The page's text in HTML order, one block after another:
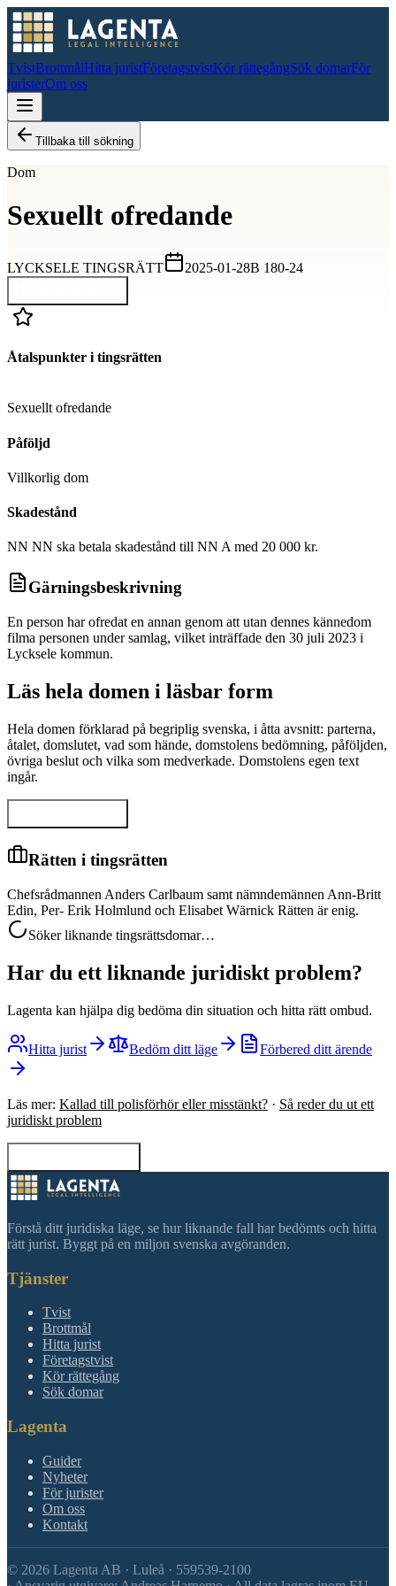
TvistBrottmålHitta juristFöretagstvistKör rättegångSök domarFör
juristerOm oss
Tillbaka till sökning
Dom
Sexuellt ofredande
LYCKSELE TINGSRÄTT 2025-01-28B 180-24
Åtalspunkter i tingsrätten
Sexuellt ofredande
Påföljd
Villkorlig dom
Skadestånd
NN NN ska betala skadestånd till NN A med 20 000 kr.
Gärningsbeskrivning
En person har ofredat en annan genom att utan dennes kännedom
filma personen under samlag, vilket inträffade den 30 juli 2023 i
Lycksele kommun.
Läs hela domen i läsbar form
Hela domen förklarad på begriplig svenska, i åtta avsnitt: parterna,
åtalet, domslutet, vad som hände, domstolens bedömning, påföljden,
övriga beslut och vilka som medverkade. Domstolens egen text
ingår.
Rätten i tingsrätten
Chefsrådmannen Anders Carlbaum samt nämndemännen Ann-Britt
Edin, Per- Erik Holmlund och Elisabet Wärnick Rätten är enig.
Söker liknande tingsrättsdomar…
Har du ett liknande juridiskt problem?
Lagenta kan hjälpa dig bedöma din situation och hitta rätt ombud.
Hitta jurist Bedöm ditt läge Förbered ditt ärende
Läs mer: Kallad till polisförhör eller misstänkt? · Så reder du ut ett
juridiskt problem
Förstå ditt juridiska läge, se hur liknande fall har bedömts och hitta
rätt jurist. Byggt på en miljon svenska avgöranden.
Tjänster
Tvist
Brottmål
Hitta jurist
Företagstvist
Kör rättegång
Sök domar
Lagenta
Guider
Nyheter
För jurister
Om oss
Kontakt
© 2026 Lagenta AB · Luleå · 559539-2100